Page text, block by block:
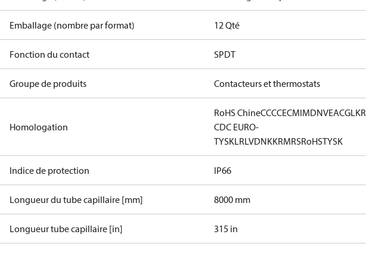
Emballage (nombre par format) 12 Qté
Fonction du contact SPDT
Groupe de produits Contacteurs et thermostats
Homologation
RoHS ChineCCCCECMIMDNVEACGLKR
CDC EURO-
TYSKLRLVDNKKRMRSRoHSTYSK
Indice de protection IP66
Longueur du tube capillaire [mm] 8000 mm
Longueur tube capillaire [in] 315 in